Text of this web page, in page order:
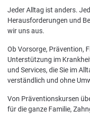
Jeder Alltag ist anders.
Herausforderungen und
wir uns aus.
Ob Vorsorge, Prävention,
Unterstützung im
und Services, die Sie im
verständlich und ohne
Von Präventionskursen
für die ganze Familie,